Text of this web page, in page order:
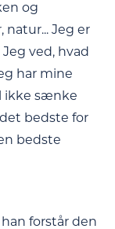
og
Jeg er
ved, hvad
har mine
ikke sænke
bedste for
bedste
forstår den